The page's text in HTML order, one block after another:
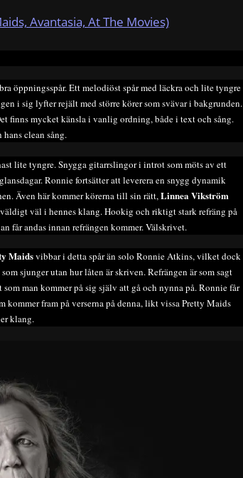
Avantasia, At The Movies)
öppningsspår. Ett melodiöst spår med läckra och lite tyngre
i sig lyfter rejält med större körer som svävar i bakgrunden.
finns mycket känsla i vanlig ordning, både i text och sång.
clean sång.
lite tyngre. Snygga gitarrslingor i introt som möts av ett
Ronnie fortsätter att leverera en snygg dynamik
Även här kommer körerna till sin rätt,Linnea Vikström
väl i hennes klang. Hookig och riktigt stark refräng på
får andas innan refrängen kommer. Välskrivet.
Maidsvibbar i detta spår än solo Ronnie Atkins, vilket dock
sjunger utan hur låten är skriven. Refrängen är som sagt
man kommer på sig själv att gå och nynna på. Ronnie får
fram på verserna på denna, likt vissa Pretty Maids
klang.